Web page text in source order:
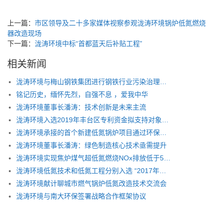
上一篇： 市区领导及二十多家媒体视察参观泷涛环境锅炉低氮燃烧
器改造现场
下一篇： 泷涛环境中标“首都蓝天后补贴工程”
相关新闻
铭记历史，缅怀先烈，自强不息 ，爱我中华
泷涛环境董事长潘涛：技术创新是未来主流
泷涛环境董事长潘涛：绿色制造核心技术亟需提升
泷涛环境献计聊城市燃气锅炉低氮改造技术交流会
泷涛环境与南大环保签署战略合作框架协议